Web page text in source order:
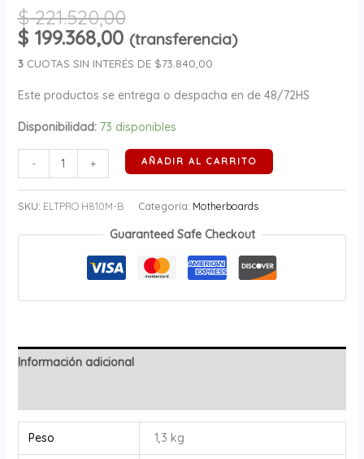
$221.520,00
$199.368,00 (transferencia)
3CUOTAS SIN INTERÉS DE $73.840,00
Este productos se entrega o despacha en de 48/72HS
Disponibilidad: 73 disponibles
- + AÑADIR AL CARRITO
SKU: ELTPRO H810M-B Categoría: Motherboards
Guaranteed Safe Checkout
Información adicional
Peso 1,3 kg